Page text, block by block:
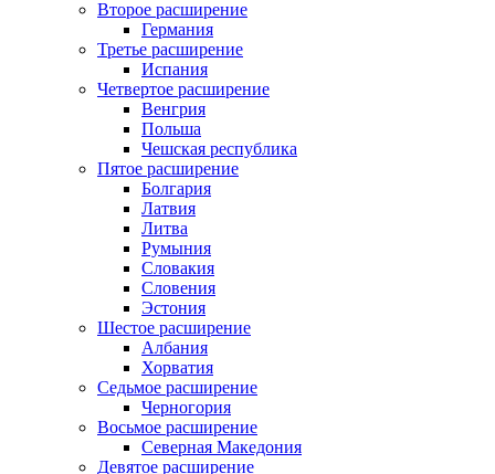
Второе расширение
Германия
Третье расширение
Испания
Четвертое расширение
Венгрия
Польша
Чешская республика
Пятое расширение
Болгария
Латвия
Литва
Румыния
Словакия
Словения
Эстония
Шестое расширение
Албания
Хорватия
Седьмое расширение
Черногория
Восьмое расширение
Северная Македония
Девятое расширение